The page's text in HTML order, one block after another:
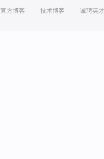
官方博客 技术博客 诚聘英才